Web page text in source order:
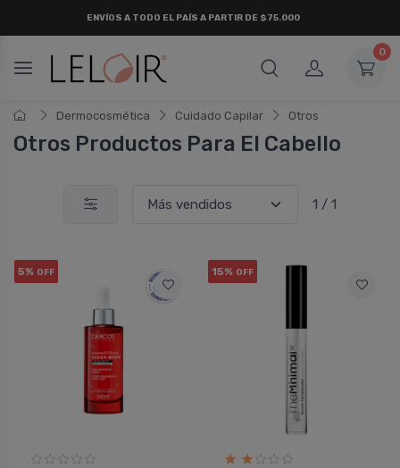
ENVÍOS A TODO EL PAÍS A PARTIR DE $75.000
0
Dermocosmética Cuidado Capilar Otros
Otros Productos Para El Cabello
1 / 1
5% OFF 15% OFF